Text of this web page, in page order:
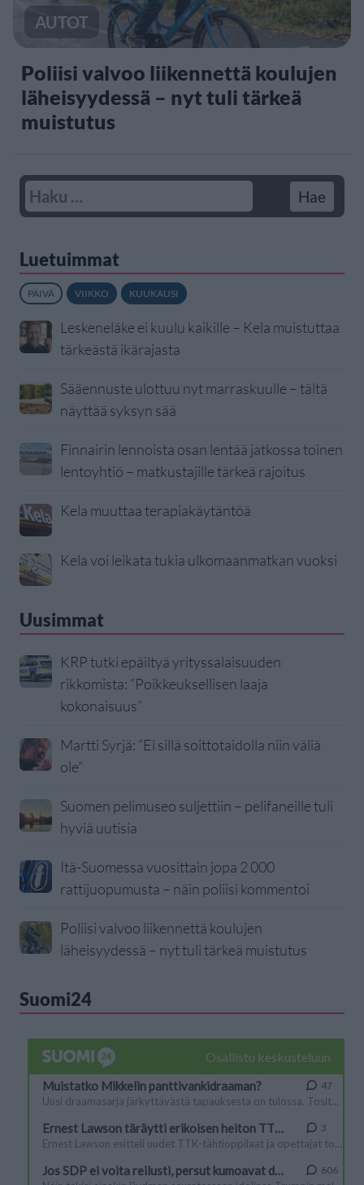
AUTOT
Poliisi valvoo liikennettä koulujen
läheisyydessä – nyt tuli tärkeä
muistutus
Luetuimmat
PÄIVÄ VIIKKO KUUKAUSI
Leskeneläke ei kuulu kaikille – Kela muistuttaa
tärkeästä ikärajasta
Sääennuste ulottuu nyt marraskuulle – tältä
näyttää syksyn sää
Finnairin lennoista osan lentää jatkossa toinen
lentoyhtiö – matkustajille tärkeä rajoitus
Kela muuttaa terapiakäytäntöä
Kela voi leikata tukia ulkomaanmatkan vuoksi
Uusimmat
KRP tutki epäiltyä yrityssalaisuuden
rikkomista: ”Poikkeuksellisen laaja
kokonaisuus”
Martti Syrjä: ”Ei sillä soittotaidolla niin väliä
ole”
Suomen pelimuseo suljettiin – pelifaneille tuli
hyviä uutisia
Itä-Suomessa vuosittain jopa 2 000
rattijuopumusta – näin poliisi kommentoi
Poliisi valvoo liikennettä koulujen
läheisyydessä – nyt tuli tärkeä muistutus
Suomi24